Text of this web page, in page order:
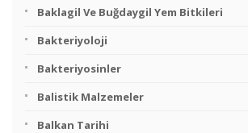
Baklagil Ve Buğdaygil Yem Bitkileri
Bakteriyoloji
Bakteriyosinler
Balistik Malzemeler
Balkan Tarihi